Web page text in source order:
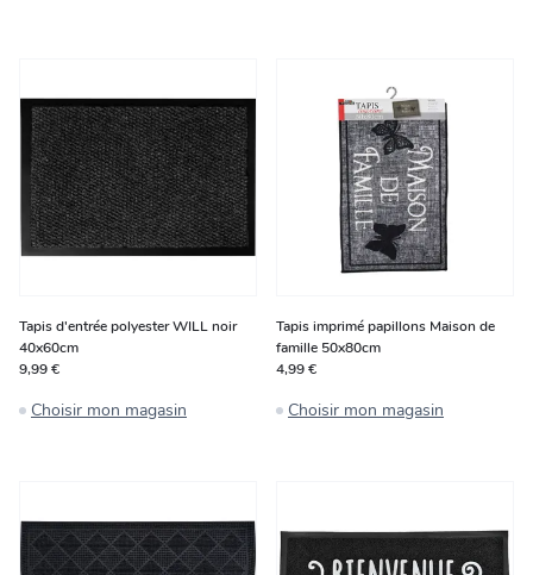
Tapis d'entrée polyester WILL noir
40x60cm
9,99 €
Choisir mon magasin
Tapis imprimé papillons Maison de
famille 50x80cm
4,99 €
Choisir mon magasin